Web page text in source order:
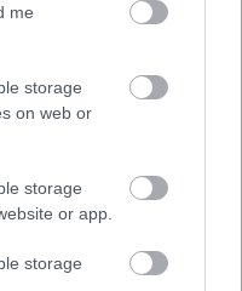
me
storage
on web or
storage
or app.
storage
में एक गाइड
UTC बजे
में चुपचाप पड़ी रहती
जाता है, उससे कहीं
बेनिफिट्स सिर्फ़ सलाद
में एक गाइड
pm UTC बजे
फलों में से एक है। यह मीठा
देता है। बहुत से